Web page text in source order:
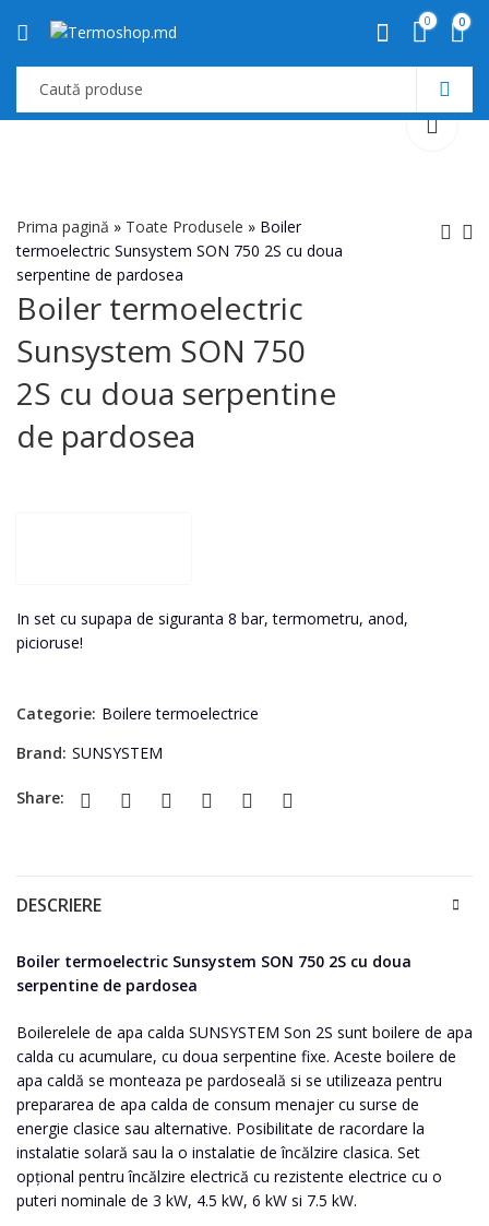
0 0
Prima pagină » Toate Produsele » Boiler
termoelectric Sunsystem SON 750 2S cu doua
serpentine de pardosea
Boiler termoelectric
Sunsystem SON 750
2S cu doua serpentine
de pardosea
In set cu supapa de siguranta 8 bar, termometru, anod,
picioruse!
Categorie: Boilere termoelectrice
Brand: SUNSYSTEM
Share:
DESCRIERE
Boiler termoelectric Sunsystem SON 750 2S cu doua
serpentine de pardosea
Boilerelele de apa calda SUNSYSTEM Son 2S sunt boilere de apa
calda cu acumulare, cu doua serpentine fixe. Aceste boilere de
apa caldă se monteaza pe pardoseală si se utilizeaza pentru
prepararea de apa calda de consum menajer cu surse de
energie clasice sau alternative. Posibilitate de racordare la
instalatie solară sau la o instalatie de încălzire clasica. Set
opțional pentru încălzire electrică cu rezistente electrice cu o
puteri nominale de 3 kW, 4.5 kW, 6 kW si 7.5 kW.